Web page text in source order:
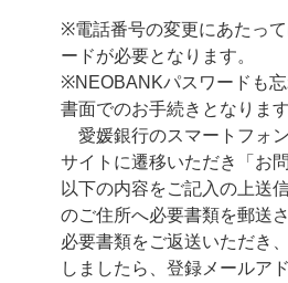
※電話番号の変更にあたっ
ードが必要となります。
※NEOBANKパスワードも忘
書面でのお手続きとなります
愛媛銀行のスマートフォ
サイトに遷移いただき「お
以下の内容をご記入の上送
のご住所へ必要書類を郵送
必要書類をご返送いただき
しましたら、登録メールア